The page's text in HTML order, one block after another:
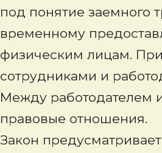
под понятие заемного
временному
физическим лицам.
сотрудниками и
Между работодателем
правовые отношения.
Закон